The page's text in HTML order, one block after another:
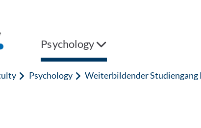
Psychology
Psychology Weiterbildender Studiengang